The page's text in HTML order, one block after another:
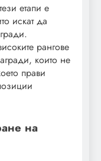
етапи е
искат да
рангове
които не
прави
на